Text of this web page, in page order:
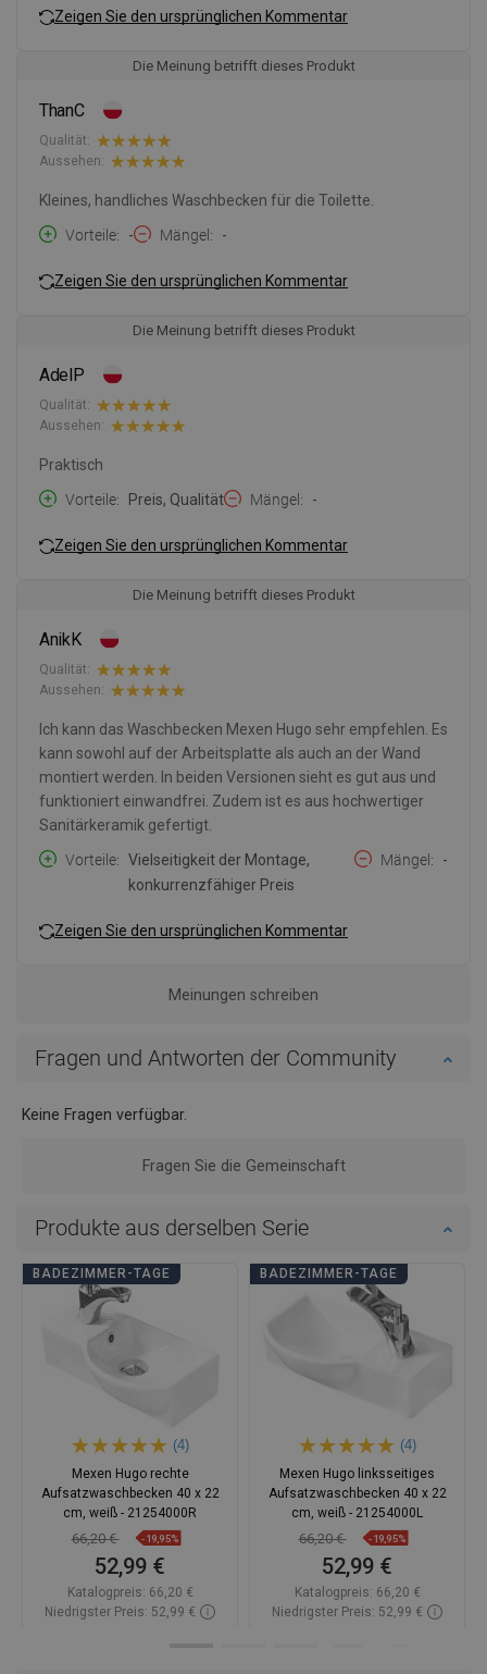
Zeigen Sie den ursprünglichen Kommentar
Die Meinung betrifft dieses Produkt
ThanC
Qualität:
Aussehen:
Kleines, handliches Waschbecken für die Toilette.
Vorteile
- Mängel -
Zeigen Sie den ursprünglichen Kommentar
Die Meinung betrifft dieses Produkt
AdelP
Qualität:
Aussehen:
Praktisch
Vorteile
Preis, Qualität Mängel -
Zeigen Sie den ursprünglichen Kommentar
Die Meinung betrifft dieses Produkt
AnikK
Qualität:
Aussehen:
Ich kann das Waschbecken Mexen Hugo sehr empfehlen. Es
kann sowohl auf der Arbeitsplatte als auch an der Wand
montiert werden. In beiden Versionen sieht es gut aus und
funktioniert einwandfrei. Zudem ist es aus hochwertiger
Sanitärkeramik gefertigt.
Vorteile
Vielseitigkeit der Montage,
konkurrenzfähiger Preis
Mängel -
Zeigen Sie den ursprünglichen Kommentar
Meinungen schreiben
Fragen und Antworten der Community
Keine Fragen verfügbar.
Fragen Sie die Gemeinschaft
Produkte aus derselben Serie
BADEZIMMER-TAGE
(4)
Mexen Hugo rechte
Aufsatzwaschbecken 40 x 22
cm, weiß - 21254000R
66,20 € -19,95%
52,99 €
Katalogpreis: 66,20 €
Niedrigster Preis: 52,99 €
BADEZIMMER-TAGE
(4)
Mexen Hugo linksseitiges
Aufsatzwaschbecken 40 x 22
cm, weiß - 21254000L
66,20 € -19,95%
52,99 €
Katalogpreis: 66,20 €
Niedrigster Preis: 52,99 €